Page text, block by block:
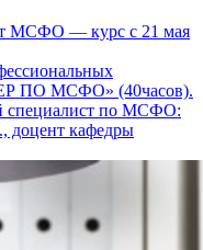
МСФО — курс с 21 мая
ПО МСФО» (40часов).
специалист по МСФО:
доцент кафедры